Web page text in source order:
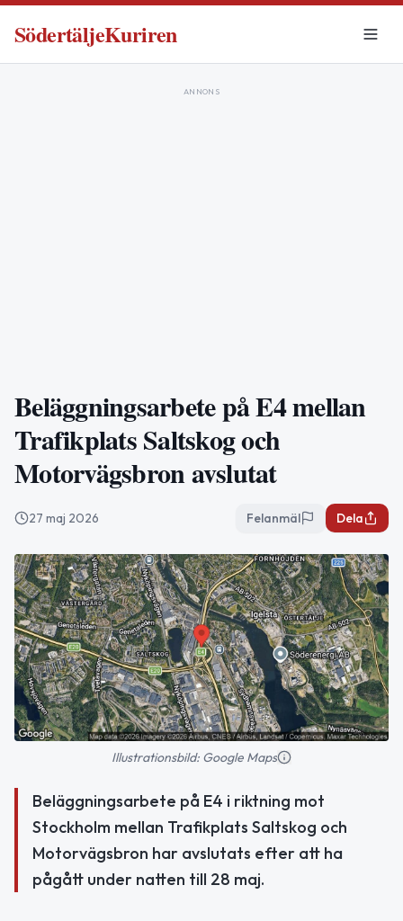
SödertäljeKuriren
ANNONS
Beläggningsarbete på E4 mellan
Trafikplats Saltskog och
Motorvägsbron avslutat
27 maj 2026 Felanmäl Dela
Illustrationsbild: Google Maps
Beläggningsarbete på E4 i riktning mot
Stockholm mellan Trafikplats Saltskog och
Motorvägsbron har avslutats efter att ha
pågått under natten till 28 maj.